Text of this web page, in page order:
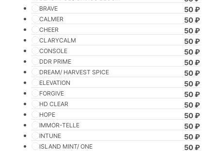
50₽
BRAVE
50₽
CALMER
50₽
CHEER
50₽
CLARYCALM
50₽
CONSOLE
50₽
DDR PRIME
50₽
DREAM/ HARVEST SPICE
50₽
ELEVATION
50₽
FORGIVE
50₽
HD CLEAR
50₽
HOPE
50₽
IMMOR-TELLE
50₽
INTUNE
50₽
ISLAND MINT/ ONE